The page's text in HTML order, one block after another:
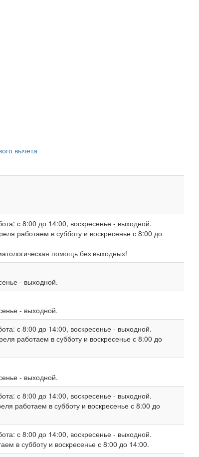
вычета
с 8:00 до 14:00, воскресенье - выходной.
работаем в субботу и воскресенье с 8:00 до
помощь без выходных!
- выходной.
- выходной.
с 8:00 до 14:00, воскресенье - выходной.
работаем в субботу и воскресенье с 8:00 до
- выходной.
с 8:00 до 14:00, воскресенье - выходной.
работаем в субботу и воскресенье с 8:00 до
с 8:00 до 14:00, воскресенье - выходной.
в субботу и воскресенье с 8:00 до 14:00.